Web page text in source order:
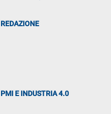
REDAZIONE
PMI E INDUSTRIA 4.0